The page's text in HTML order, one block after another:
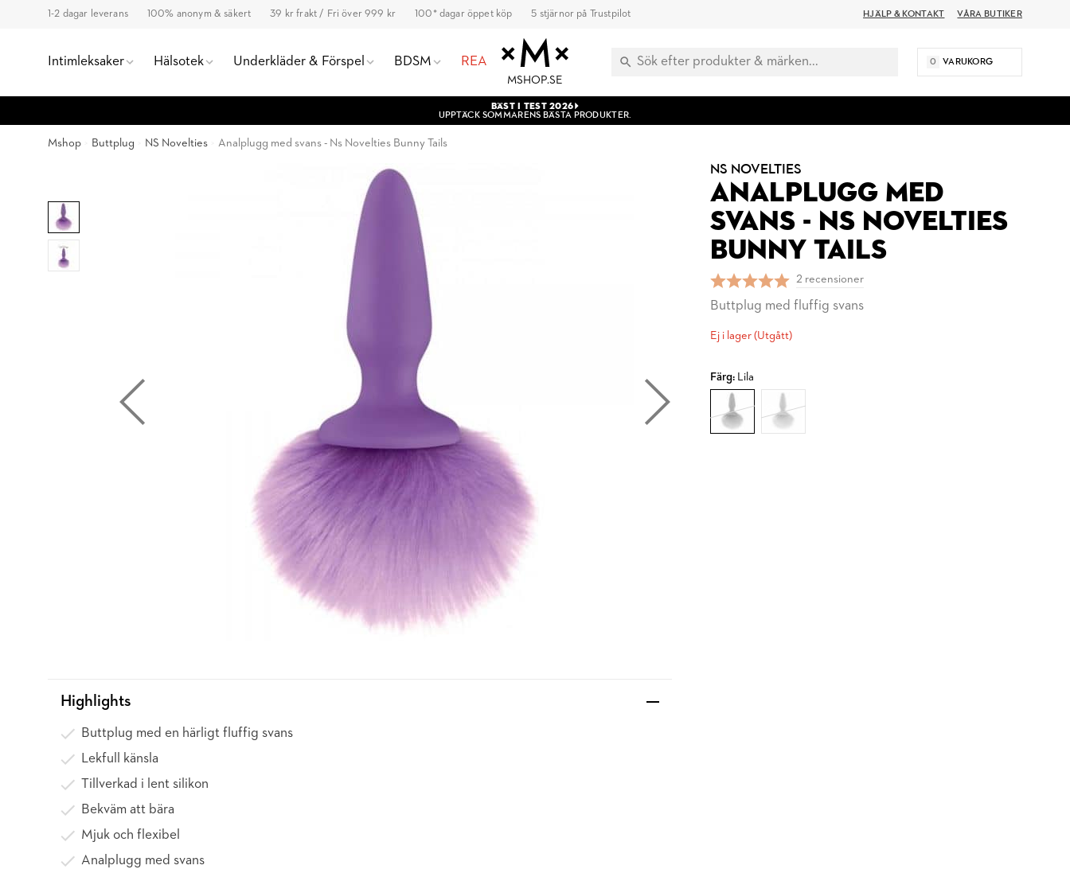
1-2 dagar leverans 100% anonym & säkert 39 kr frakt / Fri över 999 kr 100* dagar öppet köp 5 stjärnor på Trustpilot HJÄLP & KONTAKT VÅRA BUTIKER
Intimleksaker Hälsotek Underkläder & Förspel BDSM REA
MSHOP.SE
0 VARUKORG
BÄST I TEST 2026
UPPTÄCK SOMMARENS BÄSTA PRODUKTER.
Mshop Buttplug NS Novelties Analplugg med svans - Ns Novelties Bunny Tails
NS NOVELTIES
ANALPLUGG MED
SVANS - NS NOVELTIES
BUNNY TAILS
2 recensioner
Buttplug med fluffig svans
Ej i lager (Utgått)
Färg: Lila
Highlights
Buttplug med en härligt fluffig svans
Lekfull känsla
Tillverkad i lent silikon
Bekväm att bära
Mjuk och flexibel
Analplugg med svans